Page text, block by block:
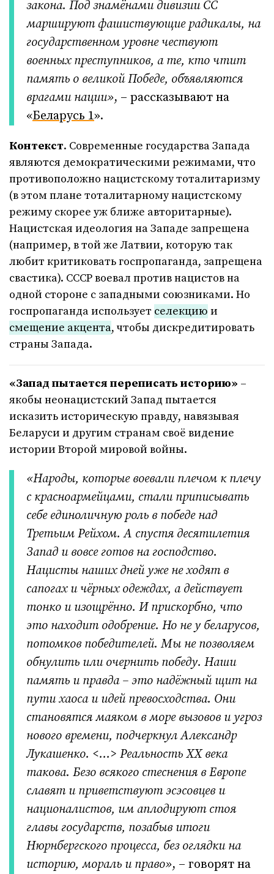
закона. Под знамёнами дивизии СС
маршируют фашиствующие радикалы, на
государственном уровне чествуют
военных преступников, а те, кто чтит
память о великой Победе, объявляются
врагами нации», – рассказывают на
«Беларусь 1».
Контекст. Современные государства Запада
являются демократическими режимами, что
противоположно нацистскому тоталитаризму
(в этом плане тоталитарному нацистскому
режиму скорее уж ближе авторитарные).
Нацистская идеология на Западе запрещена
(например, в той же Латвии, которую так
любит критиковать госпропаганда, запрещена
свастика). СССР воевал против нацистов на
одной стороне с западными союзниками. Но
госпропаганда использует селекцию и
смещение акцента, чтобы дискредитировать
страны Запада.
«Запад пытается переписать историю» –
якобы неонацистский Запад пытается
исказить историческую правду, навязывая
Беларуси и другим странам своё видение
истории Второй мировой войны.
«Народы, которые воевали плечом к плечу
с красноармейцами, стали приписывать
себе единоличную роль в победе над
Третьим Рейхом. А спустя десятилетия
Запад и вовсе готов на господство.
Нацисты наших дней уже не ходят в
сапогах и чёрных одеждах, а действует
тонко и изощрённо. И прискорбно, что
это находит одобрение. Но не у беларусов,
потомков победителей. Мы не позволяем
обнулить или очернить победу. Наши
память и правда – это надёжный щит на
пути хаоса и идей превосходства. Они
становятся маяком в море вызовов и угроз
нового времени, подчеркнул Александр
Лукашенко. <…> Реальность XX века
такова. Безо всякого стеснения в Европе
славят и приветствуют эсэсовцев и
националистов, им аплодируют стоя
главы государств, позабыв итоги
Нюрнбергского процесса, без оглядки на
историю, мораль и право», – говорят на